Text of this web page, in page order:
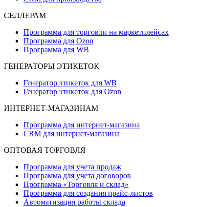
СЕЛЛЕРАМ
Программа для торговли на маркетплейсах
Программа для Ozon
Программа для WB
ГЕНЕРАТОРЫ ЭТИКЕТОК
Генератор этикеток для WB
Генератор этикеток для Ozon
ИНТЕРНЕТ-МАГАЗИНАМ
Программа для интернет-магазина
CRM для интернет-магазина
ОПТОВАЯ ТОРГОВЛЯ
Программа для учета продаж
Программа для учета договоров
Программа «Торговля и склад»
Программа для создания прайс‑листов
Автоматизация работы склада